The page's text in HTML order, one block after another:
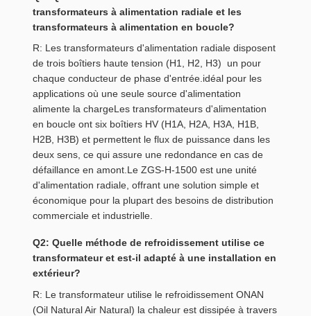
transformateurs à alimentation radiale et les
transformateurs à alimentation en boucle?
R: Les transformateurs d'alimentation radiale disposent
de trois boîtiers haute tension (H1, H2, H3)  un pour
chaque conducteur de phase d'entrée.idéal pour les
applications où une seule source d'alimentation
alimente la chargeLes transformateurs d'alimentation
en boucle ont six boîtiers HV (H1A, H2A, H3A, H1B,
H2B, H3B) et permettent le flux de puissance dans les
deux sens, ce qui assure une redondance en cas de
défaillance en amont.Le ZGS-H-1500 est une unité
d'alimentation radiale, offrant une solution simple et
économique pour la plupart des besoins de distribution
commerciale et industrielle.
Q2: Quelle méthode de refroidissement utilise ce
transformateur et est-il adapté à une installation en
extérieur?
R: Le transformateur utilise le refroidissement ONAN
(Oil Natural Air Natural) la chaleur est dissipée à travers